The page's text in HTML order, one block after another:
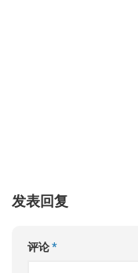
发表回复
评论*